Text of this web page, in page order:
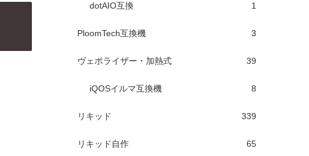
dotAIO互換 1
PloomTech互換機 3
ヴェポライザー・加熱式 39
iQOSイルマ互換機 8
リキッド 339
リキッド自作 65